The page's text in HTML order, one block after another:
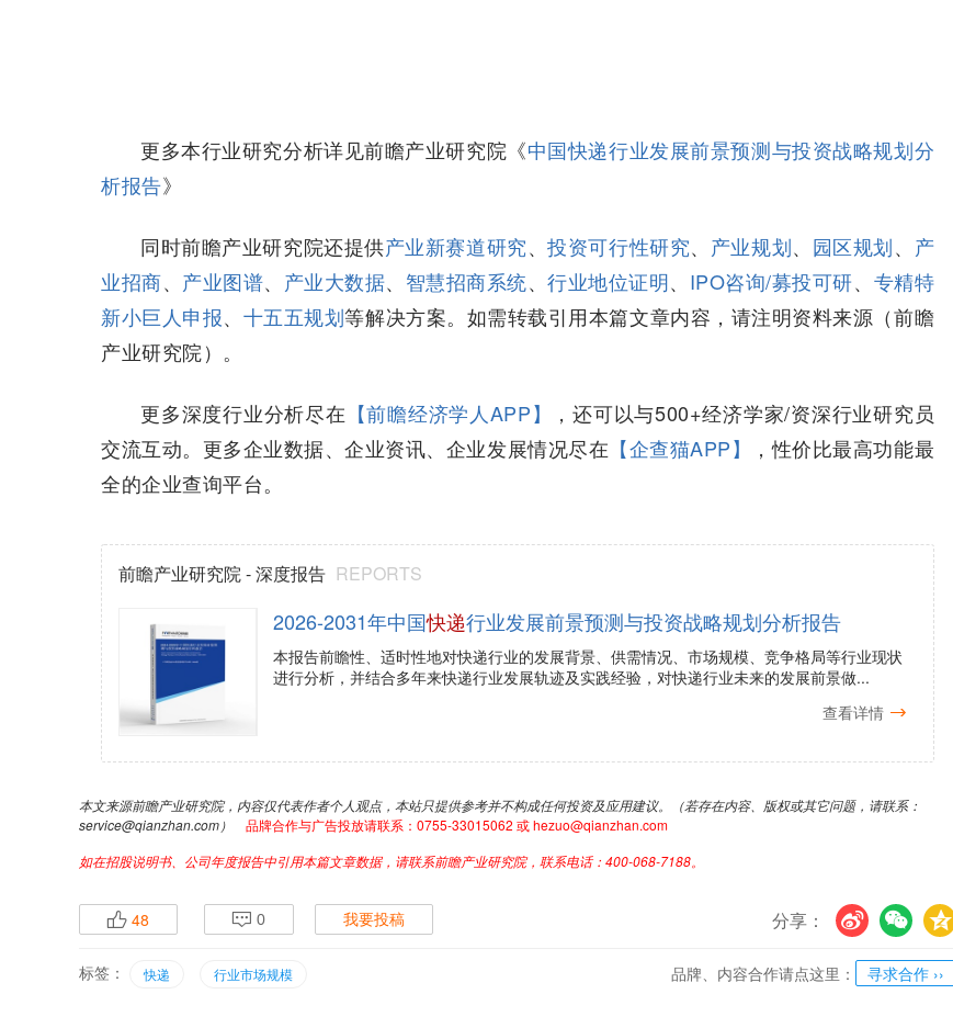
更多本行业研究分析详见前瞻产业研究院《中国快递行业发展前景预测与投资战略规划分
析报告》
同时前瞻产业研究院还提供产业新赛道研究、投资可行性研究、 产业规划、 园区规划、 产
业招商、 产业图谱、 产业大数据、 智慧招商系统、行业地位证明、 IPO咨询/募投可研、 专精特
新小巨人申报、 十五五规划等解决方案。如需转载引用本篇文章内容，请注明资料来源（前瞻
产业研究院）。
更多深度行业分析尽在 【前瞻经济学人APP】
，还可以与500+经济学家/资深行业研究员
交流互动。更多企业数据、企业资讯、企业发展情况尽在 【企查猫APP】
，性价比最高功能最
全的企业查询平台。
前瞻产业研究院 - 深度报告 REPORTS
2026-2031年中国快递行业发展前景预测与投资战略规划分析报告
本报告前瞻性、适时性地对快递行业的发展背景、供需情况、市场规模、竞争格局等行业现状
进行分析，并结合多年来快递行业发展轨迹及实践经验，对快递行业未来的发展前景做...
查看详情
本文来源前瞻产业研究院，内容仅代表作者个人观点，本站只提供参考并不构成任何投资及应用建议。（若存在内容、版权或其它问题，请联系：
service@qianzhan.com） 品牌合作与广告投放请联系：0755-33015062 或 hezuo@qianzhan.com
如在招股说明书、公司年度报告中引用本篇文章数据，请联系前瞻产业研究院，联系电话：400-068-7188。
p 48 q 0 我要投稿 U V c
分享：
标签： 快递 行业市场规模 品牌、内容合作请点这里： 寻求合作 ››